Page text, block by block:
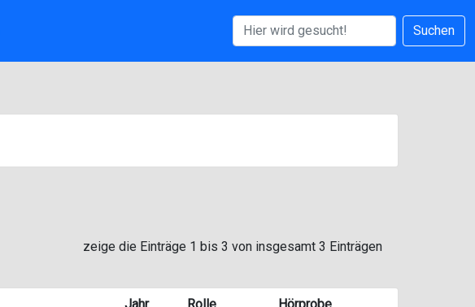
Suchen
zeige die Einträge 1 bis 3 von insgesamt 3 Einträgen